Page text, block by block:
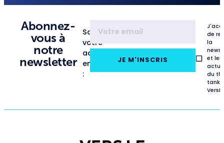
Abonnez-
vous à
notre
newsletter
Saisissez
votre
adresse
email
:
JE M'INSCRIS
de
la
et les
du
tank